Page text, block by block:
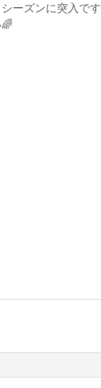
ーズンに突入です